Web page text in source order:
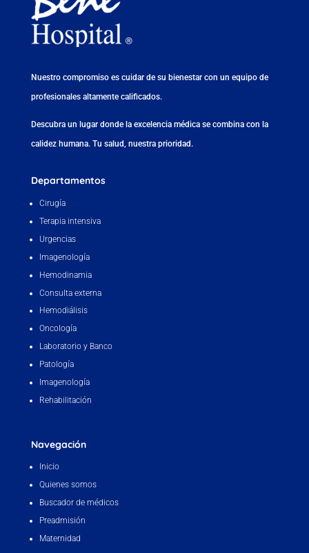
Nuestro compromiso es cuidar de su bienestar con un equipo de
profesionales altamente calificados.
Descubra un lugar donde la excelencia médica se combina con la
calidez humana. Tu salud, nuestra prioridad.
Departamentos
Cirugía
Terapia intensiva
Urgencias
Imagenología
Hemodinamia
Consulta externa
Hemodiálisis
Oncología
Laboratorio y Banco
Patología
Imagenología
Rehabilitación
Navegación
Inicio
Quienes somos
Buscador de médicos
Preadmisión
Maternidad